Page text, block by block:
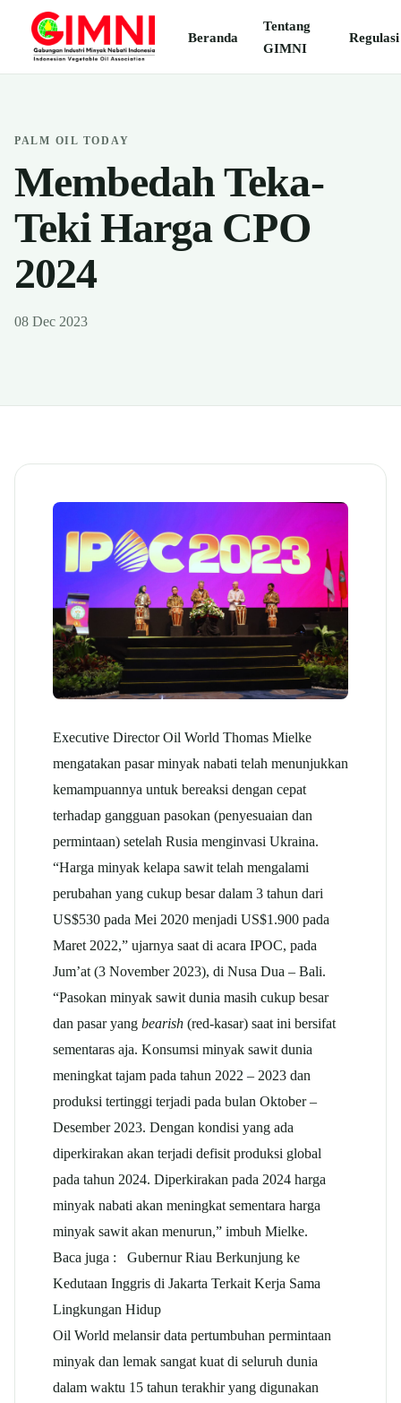
Beranda
Tentang
GIMNI
Regulasi
PALM OIL TODAY
Membedah Teka-
Teki Harga CPO
2024
08 Dec 2023
Executive Director Oil World Thomas Mielke
mengatakan pasar minyak nabati telah menunjukkan
kemampuannya untuk bereaksi dengan cepat
terhadap gangguan pasokan (penyesuaian dan
permintaan) setelah Rusia menginvasi Ukraina.
“Harga minyak kelapa sawit telah mengalami
perubahan yang cukup besar dalam 3 tahun dari
US$530 pada Mei 2020 menjadi US$1.900 pada
Maret 2022,” ujarnya saat di acara IPOC, pada
Jum’at (3 November 2023), di Nusa Dua – Bali.
“Pasokan minyak sawit dunia masih cukup besar
dan pasar yang bearish (red-kasar) saat ini bersifat
sementaras aja. Konsumsi minyak sawit dunia
meningkat tajam pada tahun 2022 – 2023 dan
produksi tertinggi terjadi pada bulan Oktober –
Desember 2023. Dengan kondisi yang ada
diperkirakan akan terjadi defisit produksi global
pada tahun 2024. Diperkirakan pada 2024 harga
minyak nabati akan meningkat sementara harga
minyak sawit akan menurun,” imbuh Mielke.
Baca juga :
Gubernur Riau Berkunjung ke
Kedutaan Inggris di Jakarta Terkait Kerja Sama
Lingkungan Hidup
Oil World melansir data pertumbuhan permintaan
minyak dan lemak sangat kuat di seluruh dunia
dalam waktu 15 tahun terakhir yang digunakan